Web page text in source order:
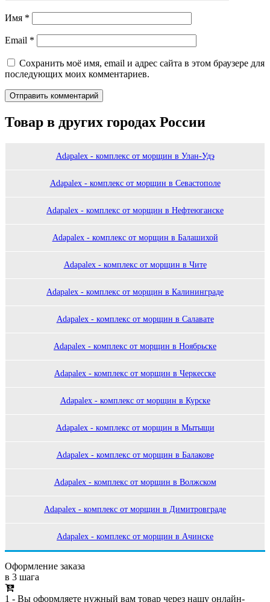
Имя *
Email *
Сохранить моё имя, email и адрес сайта в этом браузере для
последующих моих комментариев.
Товар в других городах России
Adapalex - комплекс от морщин в Улан-Удэ
Adapalex - комплекс от морщин в Севастополе
Adapalex - комплекс от морщин в Нефтеюганске
Adapalex - комплекс от морщин в Балашихой
Adapalex - комплекс от морщин в Чите
Adapalex - комплекс от морщин в Калининграде
Adapalex - комплекс от морщин в Салавате
Adapalex - комплекс от морщин в Ноябрьске
Adapalex - комплекс от морщин в Черкесске
Adapalex - комплекс от морщин в Курске
Adapalex - комплекс от морщин в Мытыщи
Adapalex - комплекс от морщин в Балакове
Adapalex - комплекс от морщин в Волжском
Adapalex - комплекс от морщин в Димитровграде
Adapalex - комплекс от морщин в Ачинске
Оформление заказа
в 3 шага
1 - Вы оформляете нужный вам товар через нашу онлайн-